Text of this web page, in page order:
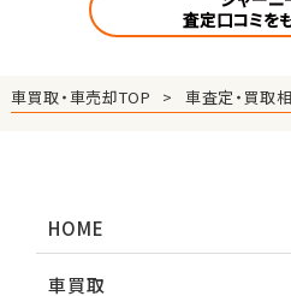
査定口コミを
車買取・車売却TOP 車査定・買取
HOME
車買取